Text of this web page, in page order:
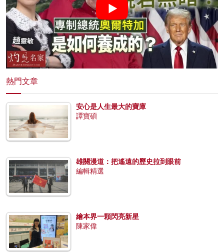
熱門文章
安心是人生最大的寶庫
譚寶碩
雄關漫道：把遙遠的歷史拉到眼前
編輯精選
繪本界一顆閃亮新星
陳家偉